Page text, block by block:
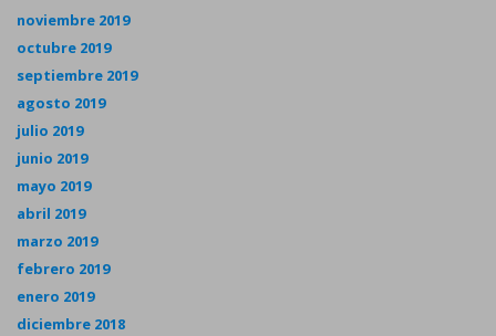
noviembre 2019
octubre 2019
septiembre 2019
agosto 2019
julio 2019
junio 2019
mayo 2019
abril 2019
marzo 2019
febrero 2019
enero 2019
diciembre 2018